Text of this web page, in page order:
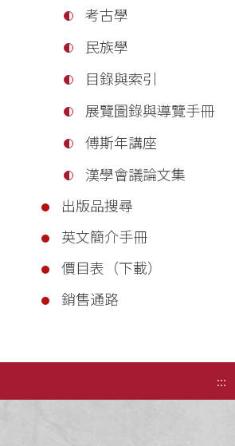
考古學
民族學
目錄與索引
展覽圖錄與導覽手冊
傅斯年講座
漢學會議論文集
出版品搜尋
英文簡介手冊
價目表（下載）
銷售通路
:::